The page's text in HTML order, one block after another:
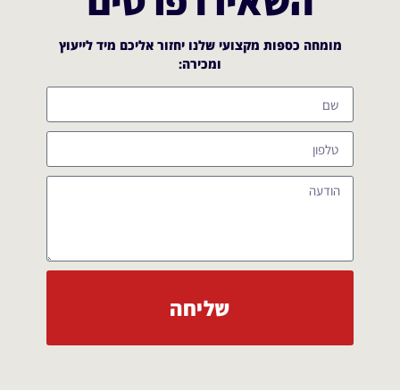
מומחה כספות מקצועי שלנו יחזור אליכם מיד לייעוץ
ומכירה:​
שליחה